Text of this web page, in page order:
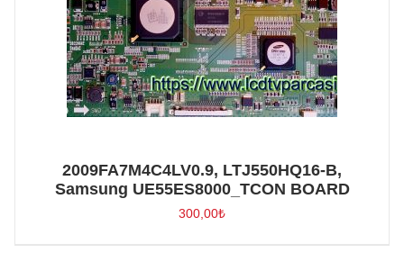
2009FA7M4C4LV0.9, LTJ550HQ16-B,
Samsung UE55ES8000_TCON BOARD
300,00₺